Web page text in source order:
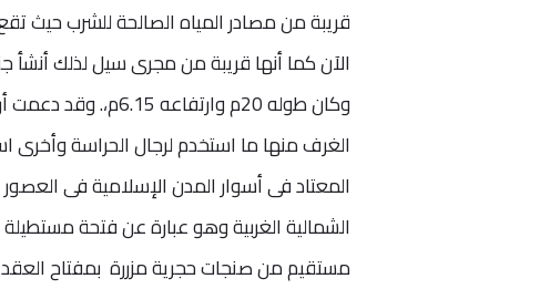
الآن كما أنها قريبة من مجرى سيل لذلك
وكان طوله 20م
الغرف منها ما استخدم لرجال الحراسة
المعتاد فى أسوار المدن الإسلامية فى
مستقيم من صنجات حجرية مزررة بمفتاح العقد